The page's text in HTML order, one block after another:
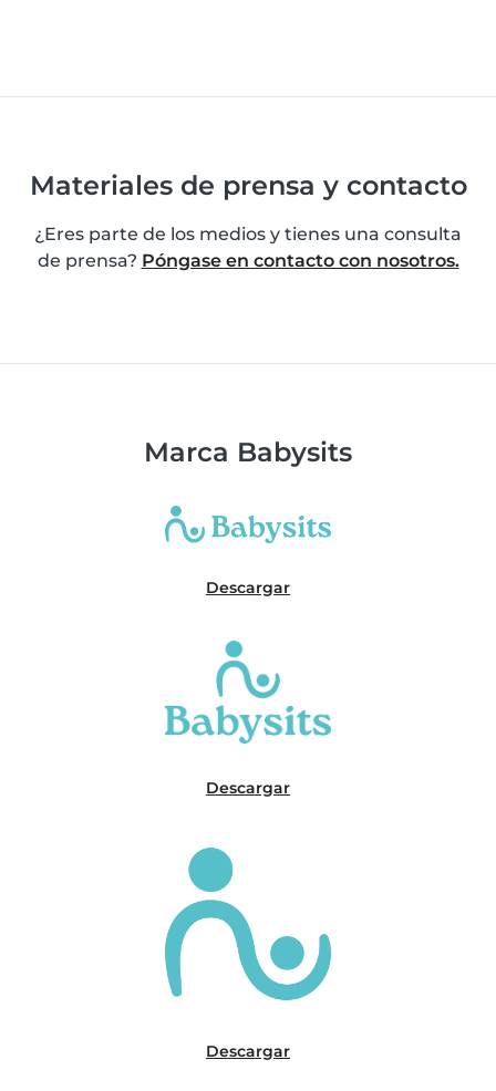
Materiales de prensa y contacto
¿Eres parte de los medios y tienes una consulta
de prensa? Póngase en contacto con nosotros.
Marca Babysits
Descargar
Descargar
Descargar